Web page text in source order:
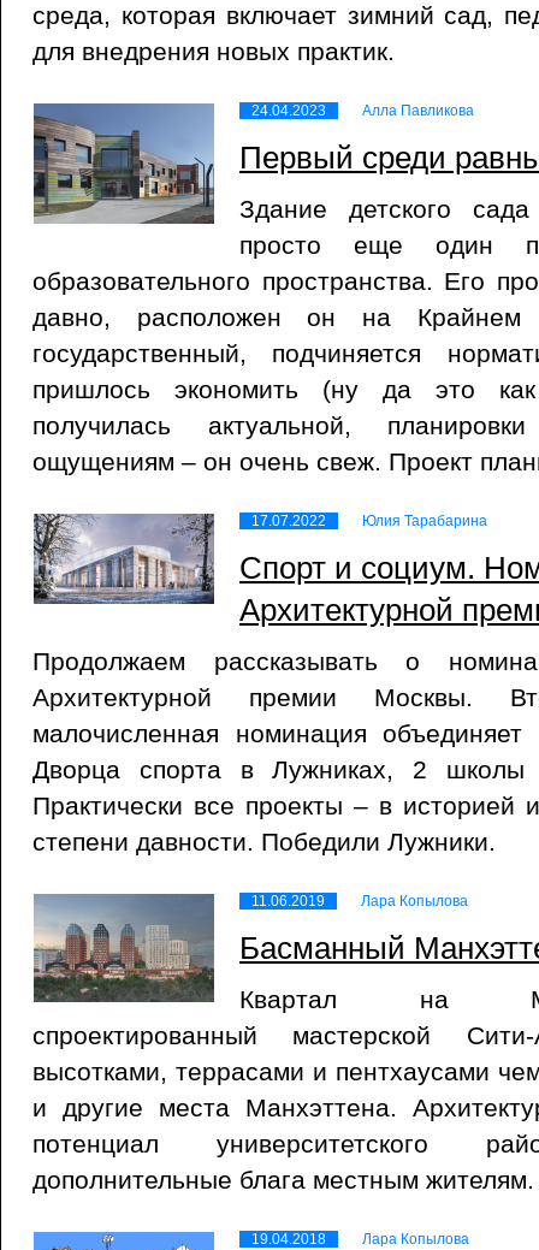
среда, которая включает зимний сад,
для внедрения новых практик.
24.04.2023 Алла Павликова
Первый среди
Здание детского
просто еще один
образовательного пространства. Его
давно, расположен он на
государственный, подчиняется
пришлось экономить (ну да это
получилась актуальной,
ощущениям – он очень свеж. Проект
17.07.2022 Юлия Тарабарина
Спорт и социум.
Архитектурной
Продолжаем рассказывать о
Архитектурной премии Москвы.
малочисленная номинация объединяет
Дворца спорта в Лужниках, 2 школы
Практически все проекты – в историей
степени давности. Победили Лужники.
11.06.2019 Лара Копылова
Басманный
Квартал на
спроектированный мастерской
высотками, террасами и пентхаусами
и другие места Манхэттена.
потенциал университетского
дополнительные блага местным жителям.
19.04.2018 Лара Копылова